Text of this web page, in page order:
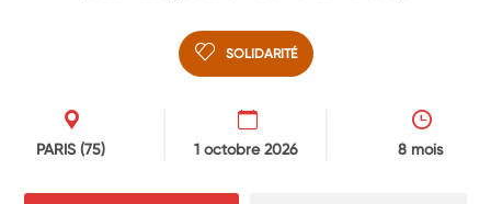
SOLIDARITÉ
PARIS(75) 1 octobre 2026 8 mois